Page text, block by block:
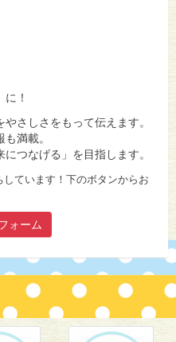
！
さしさをもって伝えます。
満載。
つなげる」を目指します。
ています！下のボタンからお
ォーム